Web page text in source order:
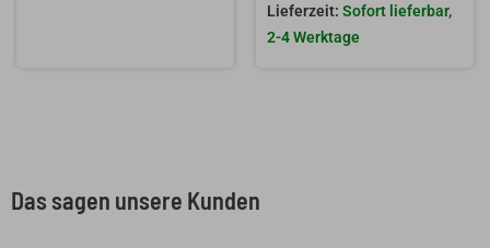
Sofort lieferbar,
2-4 Werktage
Das sagen unsere Kunden